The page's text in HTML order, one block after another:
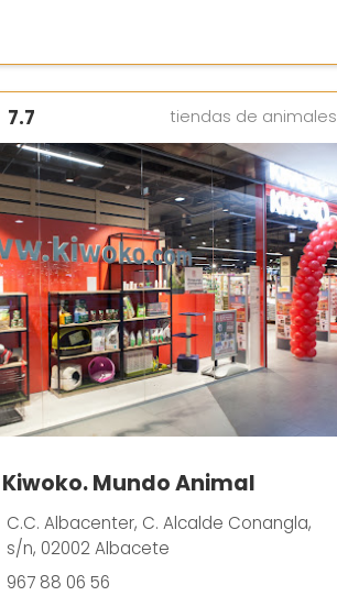
7.7 tiendas de animales
Kiwoko. Mundo Animal
C.C. Albacenter, C. Alcalde Conangla,
s/n, 02002 Albacete
967 88 06 56